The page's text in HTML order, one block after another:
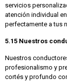
servicios
atención individual
perfectamente a tus
5.15 Nuestros
Nuestros
profesionalismo y
cortés y profundo